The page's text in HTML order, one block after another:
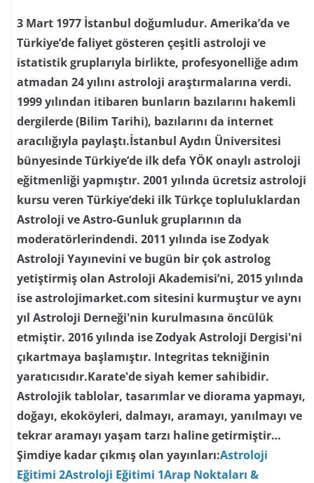
3 Mart 1977 İstanbul doğumludur. Amerika’da ve
Türkiye’de faliyet gösteren çeşitli astroloji ve
istatistik gruplarıyla birlikte, profesyonelliğe adım
atmadan 24 yılını astroloji araştırmalarına verdi.
1999 yılından itibaren bunların bazılarını hakemli
dergilerde (Bilim Tarihi), bazılarını da internet
aracılığıyla paylaştı.İstanbul Aydın Üniversitesi
bünyesinde Türkiye’de ilk defa YÖK onaylı astroloji
eğitmenliği yapmıştır. 2001 yılında ücretsiz astroloji
kursu veren Türkiye’deki ilk Türkçe topluluklardan
Astroloji ve Astro-Gunluk gruplarının da
moderatörlerindendi. 2011 yılında ise Zodyak
Astroloji Yayınevini ve bugün bir çok astrolog
yetiştirmiş olan Astroloji Akademisi’ni, 2015 yılında
ise astrolojimarket.com sitesini kurmuştur ve aynı
yıl Astroloji Derneği'nin kurulmasına öncülük
etmiştir. 2016 yılında ise Zodyak Astroloji Dergisi'ni
çıkartmaya başlamıştır. Integritas tekniğinin
yaratıcısıdır.Karate'de siyah kemer sahibidir.
Astrolojik tablolar, tasarımlar ve diorama yapmayı,
doğayı, ekoköyleri, dalmayı, aramayı, yanılmayı ve
tekrar aramayı yaşam tarzı haline getirmiştir…
Şimdiye kadar çıkmış olan yayınları:Astroloji
Eğitimi 2Astroloji Eğitimi 1Arap Noktaları &